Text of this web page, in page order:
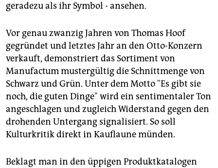
geradezu als ihr Symbol - ansehen.
Vor genau zwanzig Jahren von Thomas Hoof
gegründet und letztes Jahr an den Otto-Konzern
verkauft, demonstriert das Sortiment von
Manufactum mustergültig die Schnittmenge von
Schwarz und Grün. Unter dem Motto "Es gibt sie
noch, die guten Dinge" wird ein sentimentaler Ton
angeschlagen und zugleich Widerstand gegen den
drohenden Untergang signalisiert. So soll
Kulturkritik direkt in Kauflaune münden.
Beklagt man in den üppigen Produktkatalogen